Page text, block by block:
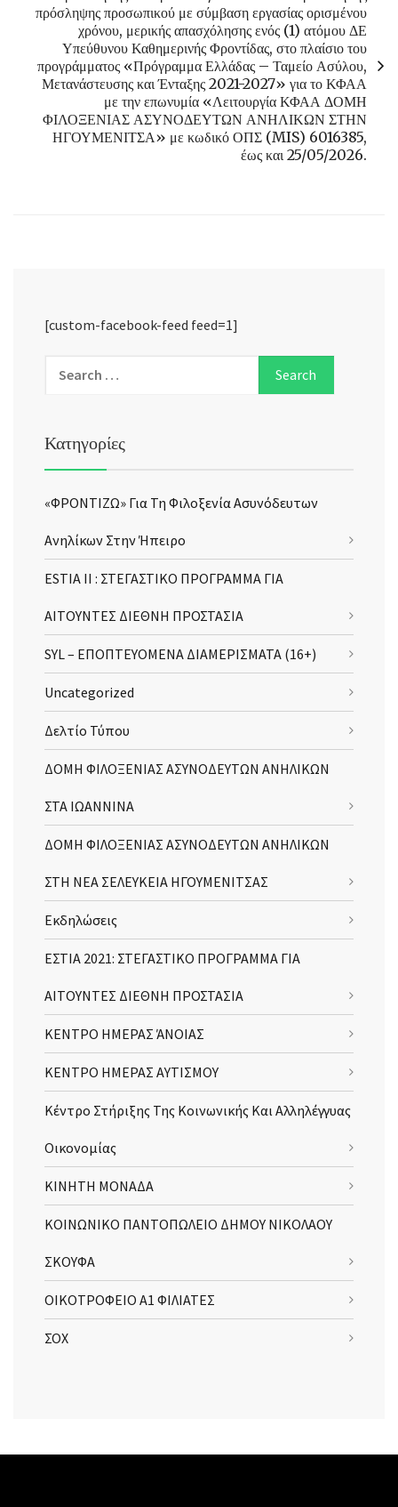
πρόσληψης προσωπικού με σύμβαση εργασίας ορισμένου
χρόνου, μερικής απασχόλησης ενός (1) ατόμου ΔΕ
Υπεύθυνου Καθημερινής Φροντίδας, στο πλαίσιο του
προγράμματος «Πρόγραμμα Ελλάδας – Ταμείο Ασύλου,
Μετανάστευσης και Ένταξης 2021-2027» για το ΚΦΑΑ
με την επωνυμία «Λειτουργία ΚΦΑΑ ΔΟΜΗ
ΦΙΛΟΞΕΝΙΑΣ ΑΣΥΝΟΔΕΥΤΩΝ ΑΝΗΛΙΚΩΝ ΣΤΗΝ
ΗΓΟΥΜΕΝΙΤΣΑ» με κωδικό ΟΠΣ (MIS) 6016385,
έως και 25/05/2026.
[custom-facebook-feed feed=1]
Κατηγορίες
«ΦΡΟΝΤΙΖΩ» Για Τη Φιλοξενία Ασυνόδευτων
Ανηλίκων Στην Ήπειρο
ESTIA II : ΣΤΕΓΑΣΤΙΚΟ ΠΡΟΓΡΑΜΜΑ ΓΙΑ
ΑΙΤΟΥΝΤΕΣ ΔΙΕΘΝΗ ΠΡΟΣΤΑΣΙΑ
SYL – ΕΠΟΠΤΕΥΟΜΕΝΑ ΔΙΑΜΕΡΙΣΜΑΤΑ (16+)
Uncategorized
Δελτίο Τύπου
ΔΟΜΗ ΦΙΛΟΞΕΝΙΑΣ ΑΣΥΝΟΔΕΥΤΩΝ ΑΝΗΛΙΚΩΝ
ΣΤΑ ΙΩΑΝΝΙΝΑ
ΔΟΜΗ ΦΙΛΟΞΕΝΙΑΣ ΑΣΥΝΟΔΕΥΤΩΝ ΑΝΗΛΙΚΩΝ
ΣΤΗ ΝΕΑ ΣΕΛΕΥΚΕΙΑ ΗΓΟΥΜΕΝΙΤΣΑΣ
Εκδηλώσεις
ΕΣΤΙΑ 2021: ΣΤΕΓΑΣΤΙΚΟ ΠΡΟΓΡΑΜΜΑ ΓΙΑ
ΑΙΤΟΥΝΤΕΣ ΔΙΕΘΝΗ ΠΡΟΣΤΑΣΙΑ
ΚΕΝΤΡΟ ΗΜΕΡΑΣ ΆΝΟΙΑΣ
ΚΕΝΤΡΟ ΗΜΕΡΑΣ ΑΥΤΙΣΜΟΥ
Κέντρο Στήριξης Της Κοινωνικής Και Αλληλέγγυας
Οικονομίας
ΚΙΝΗΤΗ ΜΟΝΑΔΑ
ΚΟΙΝΩΝΙΚΟ ΠΑΝΤΟΠΩΛΕΙΟ ΔΗΜΟΥ ΝΙΚΟΛΑΟΥ
ΣΚΟΥΦΑ
ΟΙΚΟΤΡΟΦΕΙΟ Α1 ΦΙΛΙΑΤΕΣ
ΣΟΧ